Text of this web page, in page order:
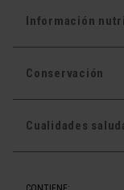
Información
Conservación
Cualidades